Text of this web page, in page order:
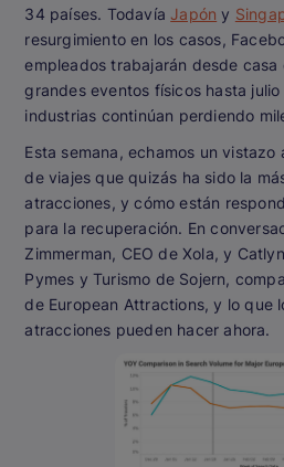
34 países. Todavía Japón y
resurgimiento en los casos,
empleados trabajarán desde casa
grandes eventos físicos hasta
industrias continúan perdiendo
Esta semana, echamos un vistazo
de viajes que quizás ha sido la
atracciones, y cómo están
para la recuperación. En
Zimmerman, CEO de Xola, y
Pymes y Turismo de Sojern,
de European Attractions, y lo que
atracciones pueden hacer ahora.